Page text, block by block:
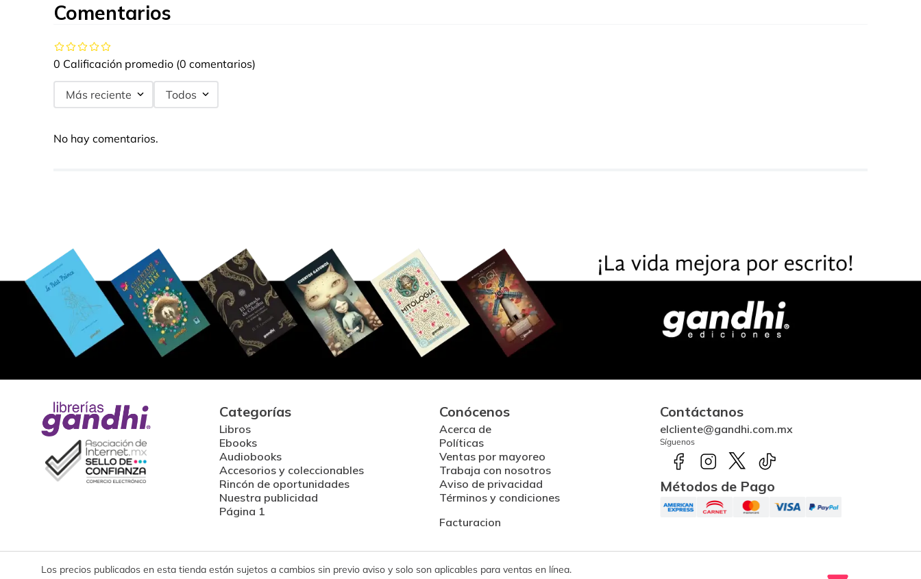
Comentarios
0 Calificación promedio (0 comentarios)
Más reciente Todos
No hay comentarios.
Categorías
Libros
Ebooks
Audiobooks
Accesorios y coleccionables
Rincón de oportunidades
Nuestra publicidad
Página 1
Conócenos
Acerca de
Políticas
Ventas por mayoreo
Trabaja con nosotros
Aviso de privacidad
Términos y condiciones
Facturacion
Contáctanos
elcliente@gandhi.com.mx
Síguenos
Métodos de Pago
Los precios publicados en esta tienda están sujetos a cambios sin previo aviso y solo son aplicables para ventas en línea.